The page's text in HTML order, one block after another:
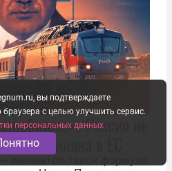
Россия не
Пашиняна в ЕС
вы подтверждаете
с целью улучшить сервис.
персональных данных